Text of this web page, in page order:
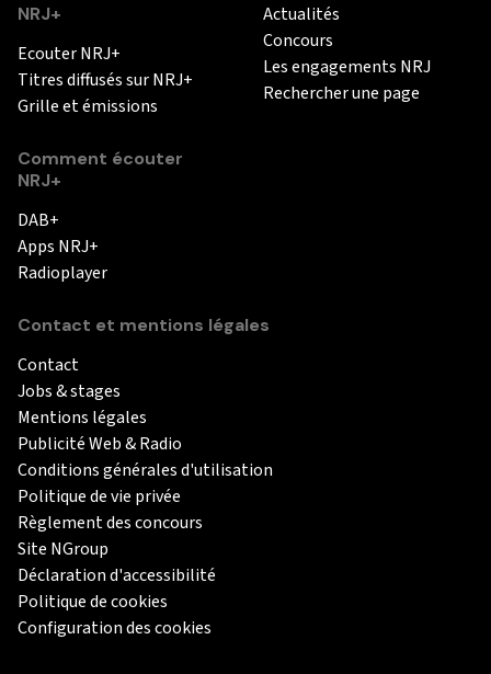
NRJ+
Ecouter NRJ+
Titres diffusés sur NRJ+
Grille et émissions
Comment écouter
NRJ+
DAB+
Apps NRJ+
Radioplayer
Actualités
Concours
Les engagements NRJ
Rechercher une page
Contact et mentions légales
Contact
Jobs & stages
Mentions légales
Publicité Web & Radio
Conditions générales d'utilisation
Politique de vie privée
Règlement des concours
Site NGroup
Déclaration d'accessibilité
Politique de cookies
Configuration des cookies